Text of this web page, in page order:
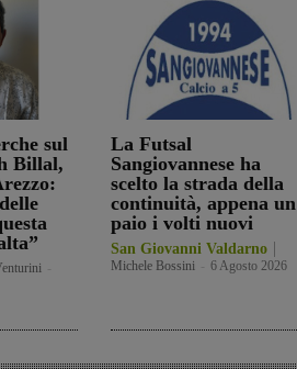
sul
Billal,
La Futsal
Sangiovannese ha
scelto la strada della
continuità, appena un
paio i volti nuovi
San Giovanni Valdarno
Michele Bossini 6 Agosto 2026